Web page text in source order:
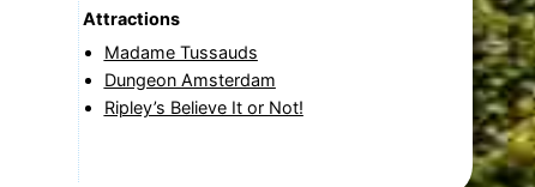
Attractions
Madame Tussauds
Dungeon Amsterdam
Ripley’s Believe It or Not!